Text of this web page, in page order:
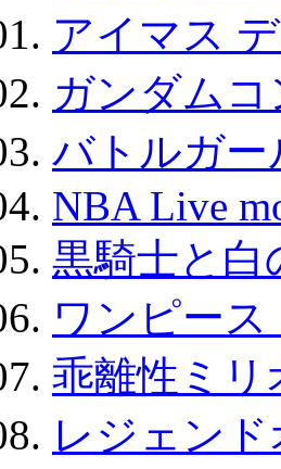
アイマス
ガンダムコ
バトルガー
NBA Live
黒騎士と白
ワンピー
乖離性ミリ
レジェン